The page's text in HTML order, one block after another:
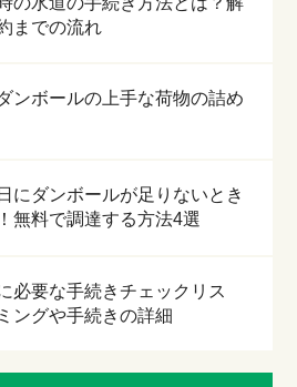
までの流れ
ンボールの上手な荷物の詰め
にダンボールが足りないとき
無料で調達する方法4選
必要な手続きチェックリス
ングや手続きの詳細